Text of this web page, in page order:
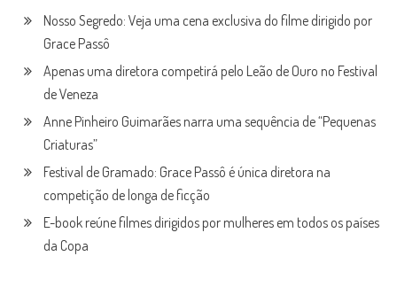
Nosso Segredo: Veja uma cena exclusiva do filme dirigido por
Grace Passô
Apenas uma diretora competirá pelo Leão de Ouro no Festival
de Veneza
Anne Pinheiro Guimarães narra uma sequência de “Pequenas
Criaturas”
Festival de Gramado: Grace Passô é única diretora na
competição de longa de ficção
E-book reúne filmes dirigidos por mulheres em todos os países
da Copa